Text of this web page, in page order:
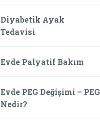
Diyabetik Ayak
Tedavisi
Evde Palyatif Bakım
Evde PEG Değişimi – PEG
Nedir?